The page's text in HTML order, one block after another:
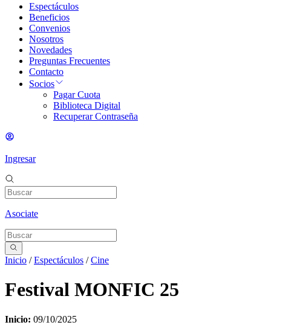
Espectáculos
Beneficios
Convenios
Nosotros
Novedades
Preguntas Frecuentes
Contacto
Socios
Pagar Cuota
Biblioteca Digital
Recuperar Contraseña
Ingresar
Asociate
Inicio /Espectáculos /Cine
Festival MONFIC 25
Inicio: 09/10/2025